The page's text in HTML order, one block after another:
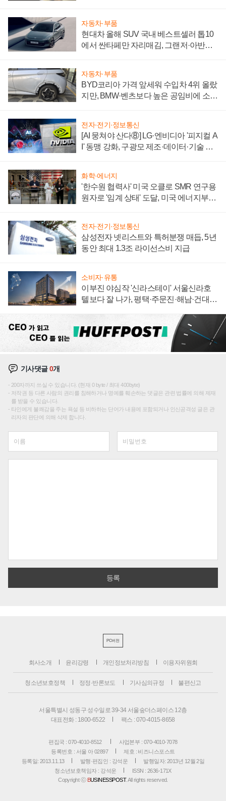
자동차·부품
현대차 올해 SUV 국내 베스트셀러 톱10
에서 싼타페만 자리매김, 그랜저·아반떼
자동차·부품
BYD코리아 가격 앞세워 수입차 4위 올랐
지만, BMW·벤츠보다 높은 공임비에 소비
전자·전기·정보통신
[AI 뭉쳐야 산다⑧] LG·엔비디아 '피지컬 A
I' 동맹 강화, 구광모 제조·데이터·기술 결
화학·에너지
'한수원 협력사' 미국 오클로 SMR 연구용
원자로 '임계 상태' 도달, 미국 에너지부
전자·전기·정보통신
삼성전자 넷리스트와 특허분쟁 매듭, 5년
동안 최대 1.3조 라이선스비 지급
소비자·유통
이부진 야심작 '신라스테이' 서울신라호
텔보다 잘 나가, 평택·주문진·해남·건대로
기사댓글0개
200자까지 쓰실 수 있습니다. (현재 0 byte / 최대 400byte)
저작권 등 다른 사람의 권리를 침해하거나 명예를 훼손하는 댓글은 관련 법률에 의해 제재
를 받을 수 있습니다.
타인에게 불쾌감을 주는 욕설 등 비하하는 단어가 내용에 포함되거나 인신공격성 글은 관
리자의 판단에 의해 삭제 합니다.
PC버전
회사소개 윤리강령 개인정보처리방침 이용자위원회
청소년보호정책 정정·반론보도 기사심의규정 불편신고
서울특별시 성동구 성수일로 39-34 서울숲더스페이스 12층
대표전화 : 1800-6522
팩스 : 070-4015-8658
편집국 : 070-4010-8512
사업본부 : 070-4010-7078
등록번호 : 서울 아 02897
제호 : 비즈니스포스트
등록일: 2013.11.13
발행·편집인 : 강석운
발행일자: 2013년 12월 2일
청소년보호책임자 : 강석운
ISSN : 2636-171X
Copyright ⓒ BUSINESSPOST. All rights reserved.